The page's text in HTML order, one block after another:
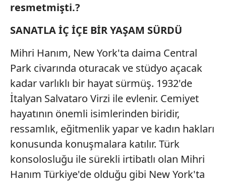
resmetmişti.?
SANATLA İÇ İÇE BİR YAŞAM SÜRDÜ
Mihri Hanım, New York'ta daima Central
Park civarında oturacak ve stüdyo açacak
kadar varlıklı bir hayat sürmüş. 1932'de
İtalyan Salvataro Virzi ile evlenir. Cemiyet
hayatının önemli isimlerinden biridir,
ressamlık, eğitmenlik yapar ve kadın hakları
konusunda konuşmalara katılır. Türk
konsolosluğu ile sürekli irtibatlı olan Mihri
Hanım Türkiye'de olduğu gibi New York'ta